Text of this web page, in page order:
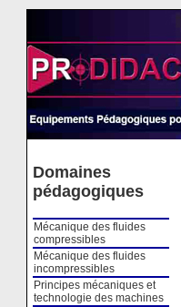
Domaines
pédagogiques
Mécanique des fluides
compressibles
Mécanique des fluides
incompressibles
Principes mécaniques et
technologie des machines
Cookies management panel